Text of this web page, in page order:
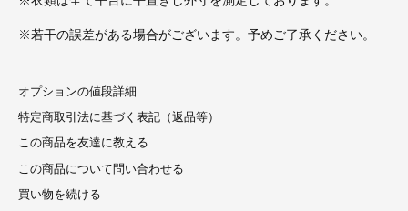
※若干の誤差がある場合がございます。予めご了承ください。
オプションの値段詳細
特定商取引法に基づく表記（返品等）
この商品を友達に教える
この商品について問い合わせる
買い物を続ける